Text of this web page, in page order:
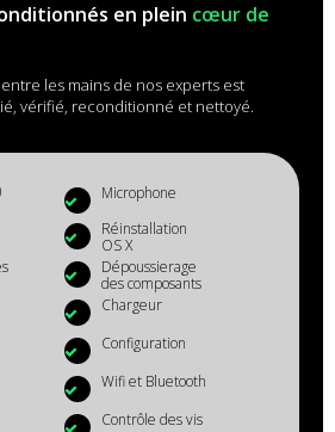
en plein cœur de
les mains de nos experts est
vérifié, reconditionné et nettoyé.
Microphone
Réinstallation
OS X
Dépoussierage
des composants
Chargeur
Configuration
Wifi et Bluetooth
Contrôle des vis